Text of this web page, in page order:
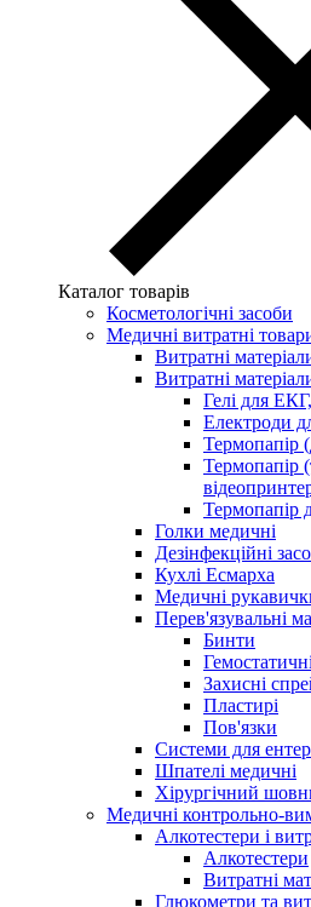
Каталог товарів
Косметологічні засоби
Медичні витратні
Витратні
Витратні
Гелі для
Електроди
Термопапір
Термопапір
Термопапір
Голки медичні
Дезінфекційні
Кухлі Есмарха
Медичні
Перев'язувальні
Бинти
Захисні
Пластирі
Пов'язки
Системи для
Шпателі медичні
Хірургічний
Медичні контрольно-
Алкотестери і
Алкотестери
Витратні
Глюкометри та